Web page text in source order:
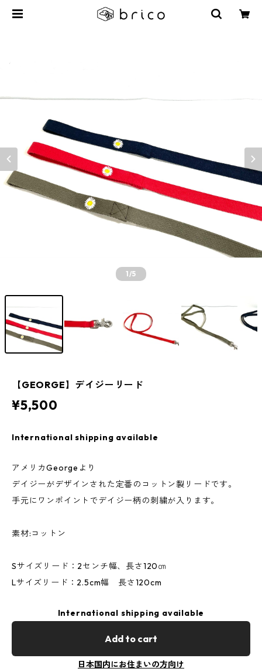
1/5
【GEORGE】デイジーリード
¥5,500
International shipping available
アメリカGeorgeより
デイジーがデザインされた定番のコットン製リードです。
手元にワンポイントでデイジー柄の刺繍が入ります。
素材:コットン
Sサイズリード：2センチ幅、長さ120㎝
Lサイズリード：2.5cm幅 長さ120cm
International shipping available
Add to cart
日本国内にお住まいの方向け